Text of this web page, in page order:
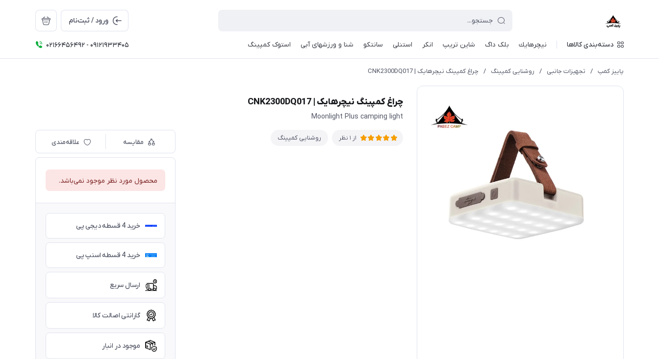
ورود / ثبت‌نام
دسته‌بندی کالاها نيچرهايك بلک داگ شاین تریپ انکر استنلی سانتکو شنا و ورزشهای آبی استوک کمپینگ 02166456492 - 09121933405
پاییز کمپ / تجهیزات جانبی / روشنایی کمپینگ / چراغ کمپینگ نیچرهایک | CNK2300DQ017
چراغ کمپینگ نیچرهایک | CNK2300DQ017
Moonlight Plus camping light
از 1 نظر روشنایی کمپینگ
مقایسه علاقه‌مندی
محصول مورد نظر موجود نمی‌باشد.
خرید 4 قسطه دیجی پی
خرید 4 قسطه اسنپ پی
ارسال سریع
گارانتی اصالت کالا
موجود در انبار